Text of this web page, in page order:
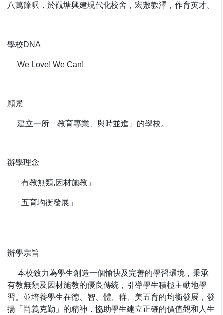
八萬餘呎，於觀塘興建現代化校舍，宏敷教澤，作育英才。
學校DNA
We Love! We Can!
願景
建立一所「教育專業、與時並進」的學校。
辦學理念
「有教無類,因材施教」
「五育均衡發展」
辦學宗旨
本校致力為學生創造一個愉快及完善的學習環境，秉承
有教無類及因材施教的優良傳統，引導學生積極主動地學
習。並培養學生在德、智、體、群、美五育的均衡發展，發
揚「尚義克勤」的精神，協助學生建立正確的價值觀和人生